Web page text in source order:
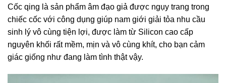
Cốc qing là sản phẩm âm đạo giả được ngụy trang trong
chiếc cốc với công dụng giúp nam giới giải tỏa nhu cầu
sinh lý vô cùng tiện lợi, được làm từ Silicon cao cấp
nguyên khối rất mềm, mịn và vô cùng khít, cho bạn cảm
giác giống như đang làm tình thật vậy.